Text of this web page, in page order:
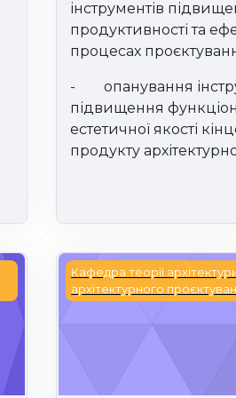
інструментів
продуктивності та
процесах
- опанування
підвищення
естетичної якості
продукту
Концептуальне
Кафедра теорії
архітектурного